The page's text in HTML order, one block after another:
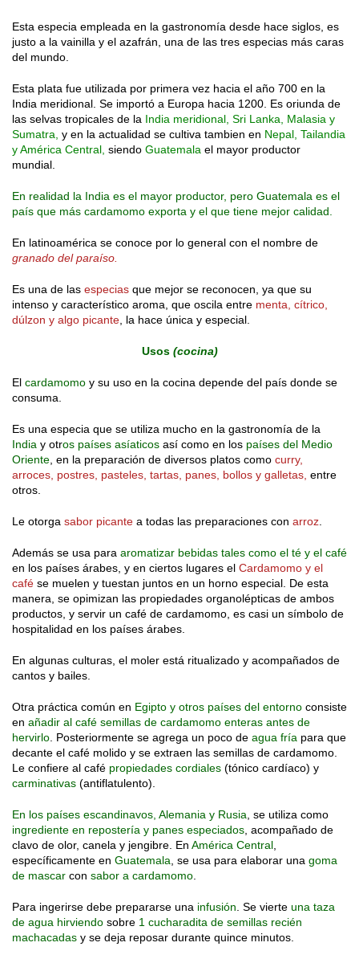
Esta especia empleada en la gastronomía desde hace siglos, es
justo a la vainilla y el azafrán, una de las tres especias más caras
del mundo.
Esta plata fue utilizada por primera vez hacia el año 700 en la
India meridional. Se importó a Europa hacia 1200. Es oriunda de
las selvas tropicales de la India meridional, Sri Lanka, Malasia y
Sumatra, y en la actualidad se cultiva tambien en Nepal, Tailandia
y América Central, siendo Guatemala el mayor productor
mundial.
En realidad la India es el mayor productor, pero Guatemala es el
país que más cardamomo exporta y el que tiene mejor calidad.
En latinoamérica se conoce por lo general con el nombre de
granado del paraíso.
Es una de las especias que mejor se reconocen, ya que su
intenso y característico aroma, que oscila entre menta, cítrico,
dúlzon y algo picante , la hace única y especial.
Usos(cocina)
El cardamomo y su uso en la cocina depende del país donde se
consuma.
Es una especia que se utiliza mucho en la gastronomía de la
India y otros países asíaticos así como en los países del Medio
Oriente , en la preparación de diversos platos como curry,
arroces, postres, pasteles, tartas, panes, bollos y galletas, entre
otros.
Le otorga sabor picante a todas las preparaciones con arroz
Además se usa para aromatizar bebidas tales como el té y el café
en los países árabes, y en ciertos lugares el Cardamomo y el
café se muelen y tuestan juntos en un horno especial. De esta
manera, se opimizan las propiedades organolépticas de ambos
productos, y servir un café de cardamomo, es casi un símbolo de
hospitalidad en los países árabes.
En algunas culturas, el moler está ritualizado y acompañados de
cantos y bailes.
Otra práctica común en Egipto y otros países del entorno consiste
en añadir al café semillas de cardamomo enteras antes de
hervirlo . Posteriormente se agrega un poco de agua fría para que
decante el café molido y se extraen las semillas de cardamomo.
Le confiere al café propiedades cordiales (tónico cardíaco) y
carminativas (antiflatulento).
En los países escandinavos, Alemania y Rusia , se utiliza como
ingrediente en repostería y panes especiados , acompañado de
clavo de olor, canela y jengibre. En América Central
específicamente en Guatemala , se usa para elaborar una goma
de mascar con sabor a cardamomo
Para ingerirse debe prepararse una infusión . Se vierte una taza
de agua hirviendo sobre 1 cucharadita de semillas recién
machacadas y se deja reposar durante quince minutos.